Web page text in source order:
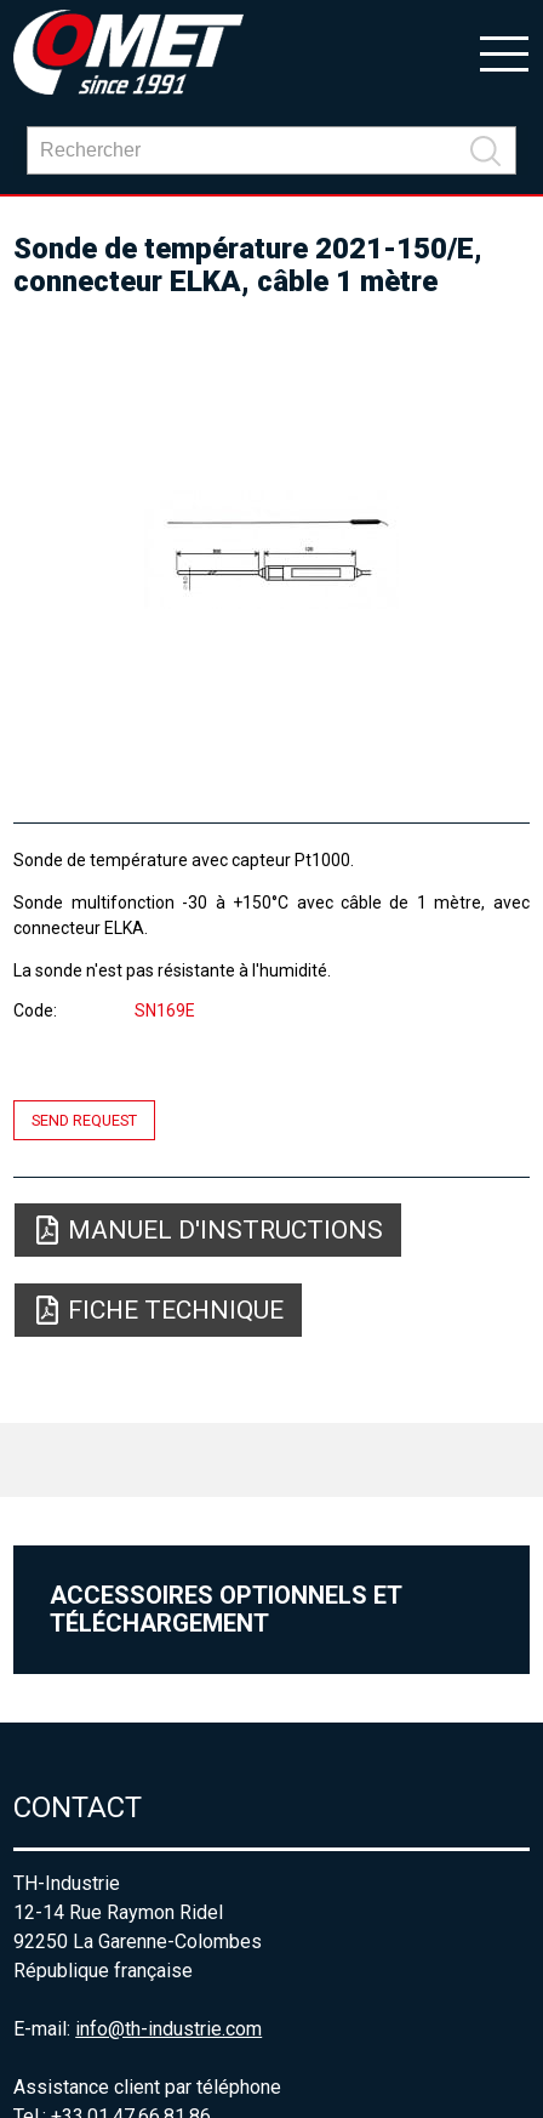
Sonde de température 2021-150/E,
connecteur ELKA, câble 1 mètre
Sonde de température avec capteur Pt1000.
Sonde multifonction -30 à +150°C avec câble de 1 mètre, avec
connecteur ELKA.
La sonde n'est pas résistante à l'humidité.
Code SN169E
SEND REQUEST
MANUEL D'INSTRUCTIONS
FICHE TECHNIQUE
ACCESSOIRES OPTIONNELS ET
TÉLÉCHARGEMENT
CONTACT
TH-Industrie
12-14 Rue Raymon Ridel
92250 La Garenne-Colombes
République française
E-mail: info@th-industrie.com
Assistance client par téléphone